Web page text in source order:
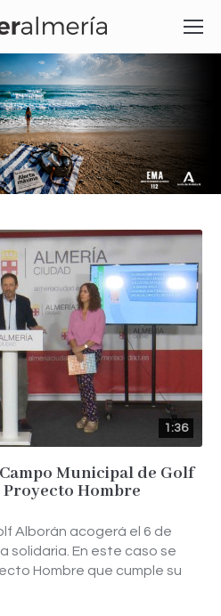
1:36
Municipal de Golf
Hombre
Alborán acogerá el 6 de
solidaria. En este caso se
Hombre que cumple su